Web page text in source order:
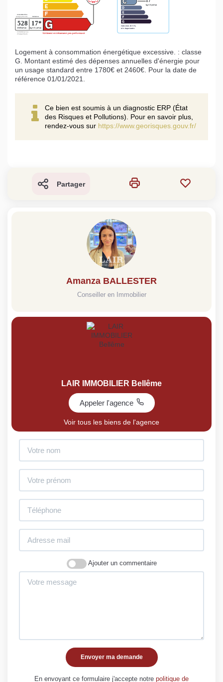
Logement à consommation énergétique excessive. : classe
G. Montant estimé des dépenses annuelles d'énergie pour
un usage standard entre 1780€ et 2460€. Pour la date de
référence 01/01/2021.
Ce bien est soumis à un diagnostic ERP (État
des Risques et Pollutions). Pour en savoir plus,
rendez-vous sur https://www.georisques.gouv.fr/
Partager
Amanza BALLESTER
Conseiller en Immobilier
LAIR IMMOBILIER Bellême
Appeler l'agence
Voir tous les biens de l'agence
Ajouter un commentaire
Envoyer ma demande
En envoyant ce formulaire j'accepte notre politique de